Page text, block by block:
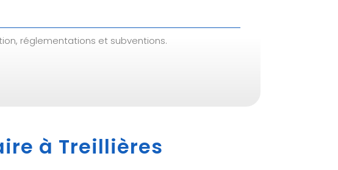
réglementations et subventions.
à Treillières